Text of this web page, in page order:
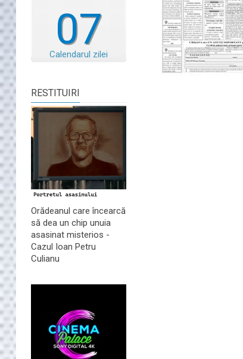
07
Calendarul zilei
RESTITUIRI
Orădeanul care încearcă
să dea un chip unuia
asasinat misterios -
Cazul Ioan Petru
Culianu